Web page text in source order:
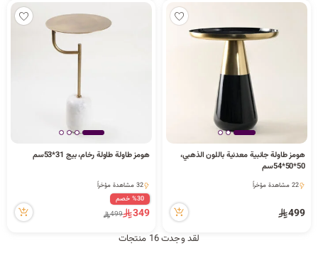
هومز طاولة جانبية معدنية باللون الذهبي،
50*50*54سم
22 مشاهدة مؤخراً
22 مشاهدة مؤخراً
499
هومز طاولة طاولة رخام، بيج 31*53سم
32 مشاهدة مؤخراً
1 كمية متوفرة
32 مشاهدة مؤخراً
%30 خصم
349
499
لقد وجدت 16 منتجات